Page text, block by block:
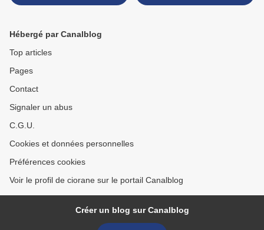
Hébergé par Canalblog
Top articles
Pages
Contact
Signaler un abus
C.G.U.
Cookies et données personnelles
Préférences cookies
Voir le profil de ciorane sur le portail Canalblog
Créer un blog sur Canalblog